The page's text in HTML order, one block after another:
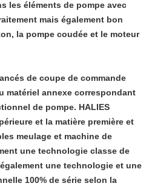
les éléments de pompe avec
mais également bon
la pompe coudée et le moteur
de coupe de commande
matériel annexe correspondant
de pompe. HALIES
et la matière première et
meulage et machine de
une technologie classe de
une technologie et une
100% de série selon la